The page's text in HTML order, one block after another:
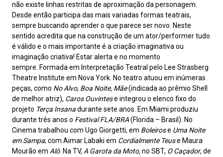
não existe linhas restritas de aproximação da personagem.
Desde então participa das mais variadas formas teatrais,
sempre buscando aprender o que parece ser novo. Neste
sentido acredita que na construção de um ator/performer tudo
é válido e o mais importante é a criação imaginativa ou
imaginação criativa! Estar alerta e no momento
sempre. Formada em Interpretação Teatral pelo Lee Strasberg
Theatre Institute em Nova York. No teatro atuou em inúmeras
peças, como No Alvo, Boa Noite, Mãe(indicada ao prêmio Shell
de melhor atriz), Caros Ouvintese integrou o elenco fixo do
projeto Terça Insanadurante sete anos. Em Miami produziu
durante três anos o Festival FLA/BRA(Florida – Brasil). No
Cinema trabalhou com Ugo Giorgetti, em Boleirose Uma Noite
em Sampa; com Aimar Labaki em Cordialmente Teuse Maura
Mourão em Alô. Na TV, A Garota da Moto,no SBT, O Caçador, de